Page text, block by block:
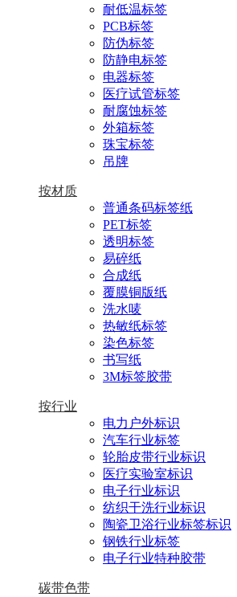
耐低温标签
PCB标签
防伪标签
防静电标签
电器标签
医疗试管标签
耐腐蚀标签
外箱标签
珠宝标签
吊牌
按材质
普通条码标签纸
PET标签
透明标签
易碎纸
合成纸
覆膜铜版纸
洗水唛
热敏纸标签
染色标签
书写纸
3M标签胶带
按行业
电力户外标识
汽车行业标签
轮胎皮带行业标识
医疗实验室标识
电子行业标识
纺织干洗行业标识
陶瓷卫浴行业标签标识
钢铁行业标签
电子行业特种胶带
碳带色带